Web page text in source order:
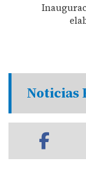
Noticias